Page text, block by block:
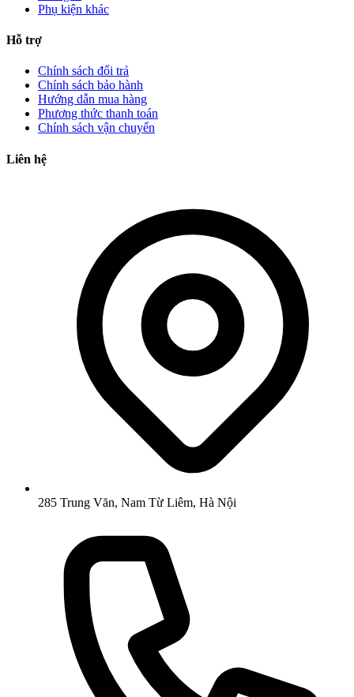
Phụ kiện khác
Hỗ trợ
Chính sách đổi trả
Chính sách bảo hành
Hướng dẫn mua hàng
Phương thức thanh toán
Chính sách vận chuyển
Liên hệ
285 Trung Văn, Nam Từ Liêm, Hà Nội